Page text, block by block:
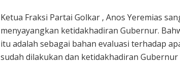
Ketua Fraksi Partai Golkar , Anos Yeremias
menyayangkan ketidakhadiran Gubernur.
itu adalah sebagai bahan evaluasi terhadap
sudah dilakukan dan ketidakhadiran